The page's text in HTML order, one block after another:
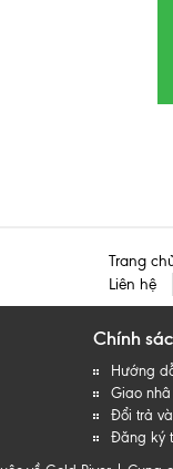
Trang
Liên hệ
Chính
Hướng
Giao
Đổi trả
Đăng ký